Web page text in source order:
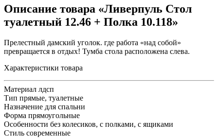
Описание товара «Ливерпуль Стол
туалетный 12.46 + Полка 10.118»
Прелестный дамский уголок. где работа «над собой»
превращается в отдых! Тумба стола расположена слева.
Характеристики товара
Материал лдсп
Тип прямые, туалетные
Назначение для спальни
Форма прямоугольные
Особенности без колесиков, с полками, с ящиками
Стиль современные